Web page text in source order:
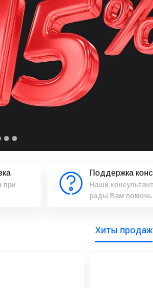
при
Поддержка
Наши
рады Вам помочь
Хиты продаж